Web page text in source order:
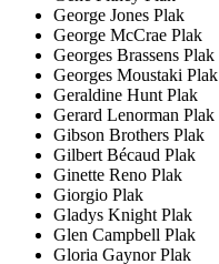
George Jones Plak
George McCrae Plak
Georges Brassens Plak
Georges Moustaki Plak
Geraldine Hunt Plak
Gerard Lenorman Plak
Gibson Brothers Plak
Gilbert Bécaud Plak
Ginette Reno Plak
Giorgio Plak
Gladys Knight Plak
Glen Campbell Plak
Gloria Gaynor Plak